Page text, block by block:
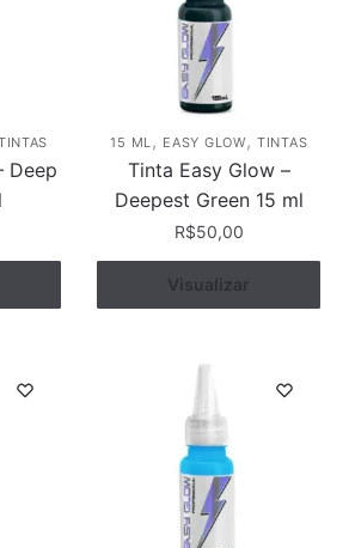
Deep
15 ML, EASY GLOW,TINTAS
Tinta Easy Glow –
Deepest Green 15 ml
R$50,00
Comprar
Visualizar